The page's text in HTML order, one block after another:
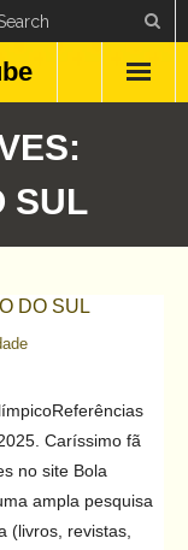
SUL
DO SUL
Caríssimo fã
no site Bola
ampla pesquisa
(livros, revistas,